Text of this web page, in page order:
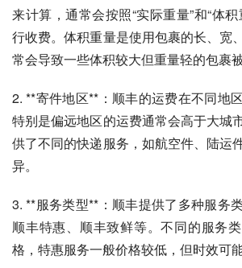
来计算，通常会按照“实际重量”和“体
行收费。体积重量是使用包裹的长、宽
常会导致一些体积较大但重量轻的包裹
2. **寄件地区**：顺丰的运费在不同地
特别是偏远地区的运费通常会高于大城
供了不同的快递服务，如航空件、陆运
异。
3. **服务类型**：顺丰提供了多种服务
顺丰特惠、顺丰致鲜等。不同的服务
格，特惠服务一般价格较低，但时效可能